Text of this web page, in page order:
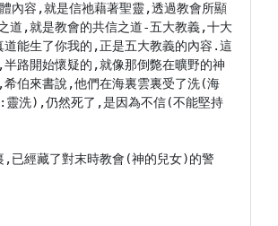
內容,就是信祂藉著聖靈,透過教會所顯
道,就是教會的共信之道-五大教義,十大
能生了你我的,正是五大教義的內容.這
路開始懷疑的,就像那倒斃在曠野的神
希伯來書說,他們在海裏雲裏受了洗(海
洗),仍然死了,是因為不信(不能堅持
,已經藏了對末時教會(神的兒女)的警